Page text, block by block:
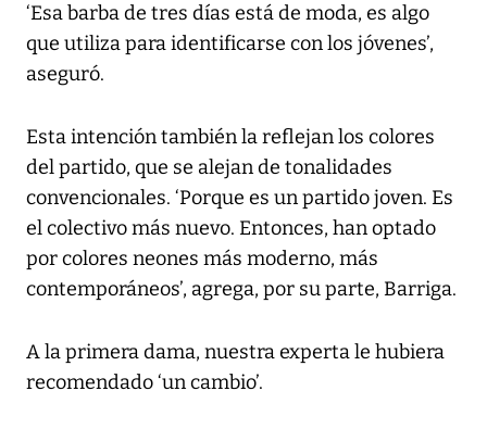
‘Esa barba de tres días está de moda, es algo
que utiliza para identificarse con los jóvenes’,
aseguró.
Esta intención también la reflejan los colores
del partido, que se alejan de tonalidades
convencionales. ‘Porque es un partido joven. Es
el colectivo más nuevo. Entonces, han optado
por colores neones más moderno, más
contemporáneos’, agrega, por su parte, Barriga.
A la primera dama, nuestra experta le hubiera
recomendado ‘un cambio’.